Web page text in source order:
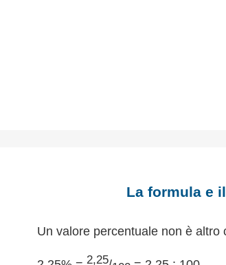
La formula e
Un valore percentuale non è
2,25